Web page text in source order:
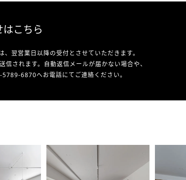
はこちら
翌営業日以降の受付とさせていただきます。
されます。自動返信メールが届かない場合や、
6870へお電話にてご連絡ください。